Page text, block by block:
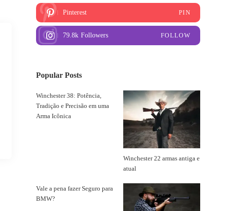
Pinterest PIN
79.8k Followers FOLLOW
Popular Posts
Winchester 38: Potência,
Tradição e Precisão em uma
Arma Icônica
Winchester 22 armas antiga e
atual
Vale a pena fazer Seguro para
BMW?